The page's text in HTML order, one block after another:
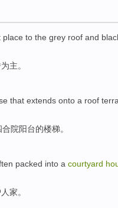
place to the grey roof and
为主。
that extends onto a roof
合院阳台的楼梯。
packed into a courtyard
人家。